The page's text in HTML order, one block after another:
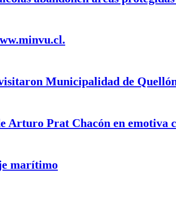
Municipalidad de
Arturo Prat Chacón en emotiva
marítimo